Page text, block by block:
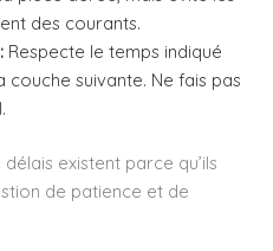
des courants.
Respecte le temps indiqué
couche suivante. Ne fais pas
existent parce qu’ils
de patience et de